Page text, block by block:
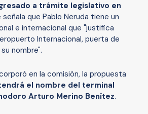
a trámite legislativo en
señala que Pablo Neruda tiene un
e internacional que "justifica
Internacional, puerta de
nombre".
en la comisión, la propuesta
el nombre del terminal
Arturo Merino Benítez.